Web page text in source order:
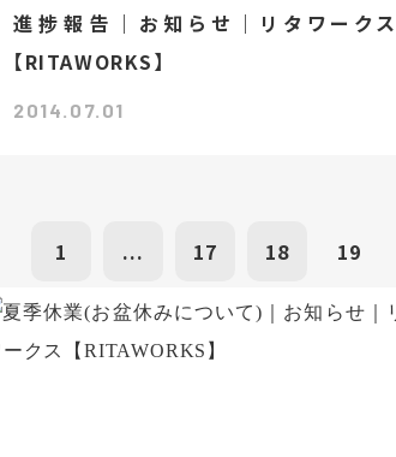
進捗報告｜お知らせ｜リタワークス
【RITAWORKS】
2014.07.01
1 ... 17 18 19